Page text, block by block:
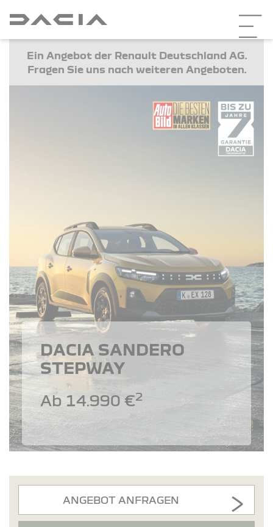
Ein Angebot der Renault Deutschland AG.
Fragen Sie uns nach weiteren Angeboten.
DACIA SANDERO
STEPWAY
Ab 14.990 €2
ANGEBOT ANFRAGEN